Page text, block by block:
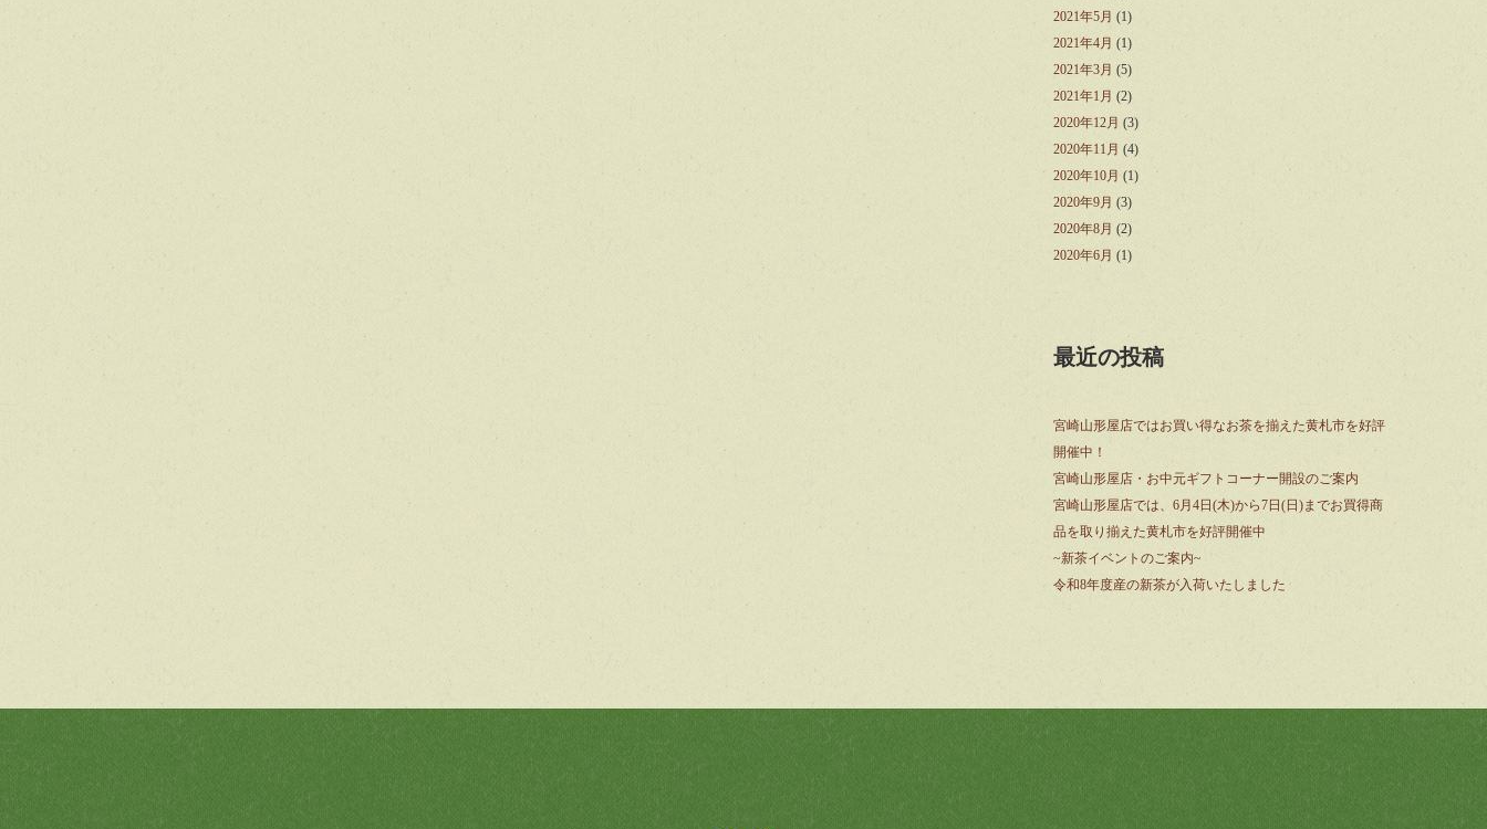
2021年5月 (1)
2021年4月 (1)
2021年3月 (5)
2021年1月 (2)
2020年12月 (3)
2020年11月 (4)
2020年10月 (1)
2020年9月 (3)
2020年8月 (2)
2020年6月 (1)
最近の投稿
宮崎山形屋店ではお買い得なお茶を揃えた黄札市を好評
開催中！
宮崎山形屋店・お中元ギフトコーナー開設のご案内
宮崎山形屋店では、6月4日(木)から7日(日)までお買得商
品を取り揃えた黄札市を好評開催中
~新茶イベントのご案内~
令和8年度産の新茶が入荷いたしました